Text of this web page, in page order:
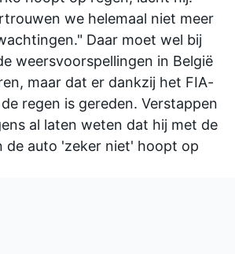
we helemaal niet meer
Daar moet wel bij
weersvoorspellingen in België
maar dat er dankzij het FIA-
regen is gereden. Verstappen
al laten weten dat hij met de
de auto 'zeker niet' hoopt op